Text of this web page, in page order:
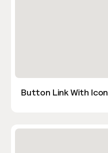
Button Link With Icon